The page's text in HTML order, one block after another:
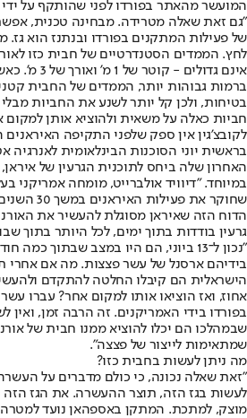
המועשר מהאתר בפורדו לפני שהותקף על
"גם זאת שאלה מטרידה. מבחינה טכנית,
של פעילות המתקנים בפורדו ובנתנז הוא
לחץ. הממדים הסטנדרטיים של חבית כזו
אינם גדולים
ברמות גבוהות יותר, הממדים של החבית
בטיחות, ולכן קל יותר לשנע את החביות
חביות כאלה על משאית ולהוציא אותן למקום
לקובצ'גין אין ספק שלפני התקיפה האיראנים
בראשית יוני הסוכנות הבינלאומית
האחרון שלה ביחס לתוכנית הגרעין של
במיוחד. "דיוויד אולברייט, מומחה אמריקני
שחוקר את
הדוח הזה שאיראן מסוגלת להעשיר את
גרעין בודדות בתוך ימים, לכל היותר בתוך
"נכון ל־13 ביוני, הם היו במצב שבתוך
בידיהם ארסנל של עשר פצצות. מה אם
אחוז, ואז הוציאו אותו למקום אחר? עברו
בפורדו בידי האמריקנים. זה הרבה זמן, ואין
שבמהלכו הם יכלו להוציא ממנו חבית של
שמתאימות לייצור של פצצה".
מה ניתן לעשות בחבית כזו?
"זאת שאלה נכונה, כי כולם מדברים על
לעשות בגז הזה, תוצר ההעשרה. את הגז הזה
מוצק, למתכת. המתקן באספהאן נועד